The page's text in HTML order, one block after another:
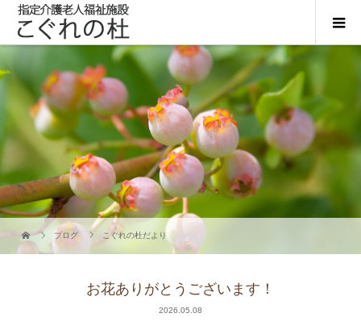
ブログ こぐれの杜だより
お花ありがとうございます！
2026.05.08